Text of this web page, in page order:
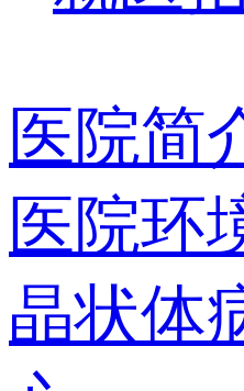
医院简
医院环
晶状体